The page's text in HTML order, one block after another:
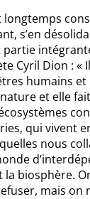
longtemps
s’en
partie
Cyril Dion : «
humains et
et elle
qui vivent
nous
la biosphère.
mais on